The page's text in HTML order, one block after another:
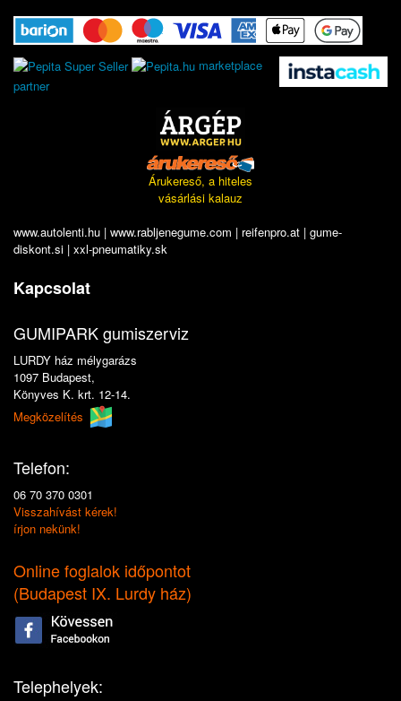
marketplace
partner
Árukereső, a hiteles
vásárlási kalauz
www.autolenti.hu | www.rabljenegume.com | reifenpro.at | gume-
diskont.si | xxl-pneumatiky.sk
Kapcsolat
GUMIPARK gumiszerviz
LURDY ház mélygarázs
1097 Budapest,
Könyves K. krt. 12-14.
Megközelítés
Telefon:
06 70 370 0301
Visszahívást kérek!
írjon nekünk!
Online foglalok időpontot
(Budapest IX. Lurdy ház)
Telephelyek: